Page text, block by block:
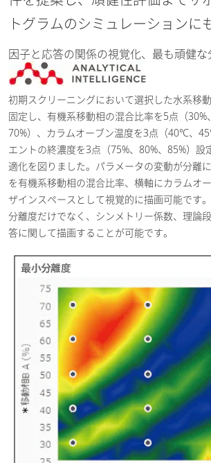
トグラムのシミュレーションに
因子と応答の関係の視覚化、最も頑健
初期スクリーニングにおいて選択した水系移
固定し、有機系移動相の混合比率を5点（30%
70%）、カラムオーブン温度を3点（40℃、
エントの終濃度を3点（75%、80%、85%）設
適化を図りました。パラメータの変動が分離
を有機系移動相の混合比率、横軸にカラムオ
ザインスペースとして視覚的に描画可能です
分離度だけでなく、シンメトリー係数、理論
答に関して描画することが可能です。